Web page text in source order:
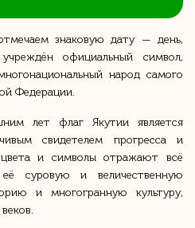
знаковую дату — день,
официальный символ,
народ самого
Федерации.
лет флаг Якутии является
свидетелем прогресса и
цвета и символы отражают всё
суровую и величественную
и многогранную культуру,